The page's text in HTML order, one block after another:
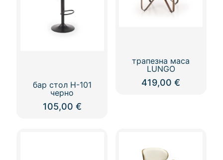
be
chosen
on
бар стол Н-101
черно
105,00 €
трапезна маса
LUNGO
419,00€